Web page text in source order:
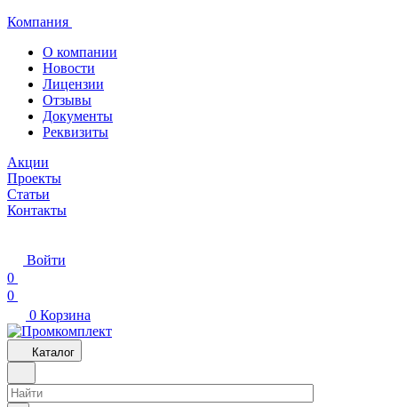
Компания
О компании
Новости
Лицензии
Отзывы
Документы
Реквизиты
Акции
Проекты
Статьи
Контакты
Войти
0
0
0 Корзина
Каталог